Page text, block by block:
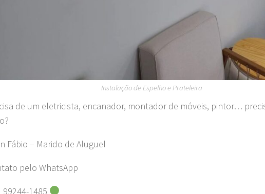
Instalação de Espelho e Prateleira
de um eletricista, encanador, montador de móveis, pintor…
Fábio – Marido de Aluguel
pelo WhatsApp
99244-1485